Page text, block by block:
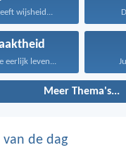
wijsheid...
eerlijk leven...
Meer Thema's...
de dag